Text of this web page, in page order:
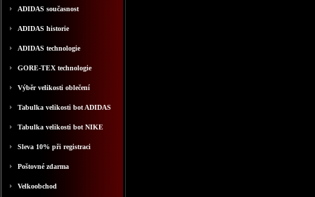
ADIDAS současnost
ADIDAS historie
ADIDAS technologie
GORE-TEX technologie
Výběr velikosti oblečení
Tabulka velikosti bot ADIDAS
Tabulka velikosti bot NIKE
Sleva 10% při registraci
Poštovné zdarma
Velkoobchod